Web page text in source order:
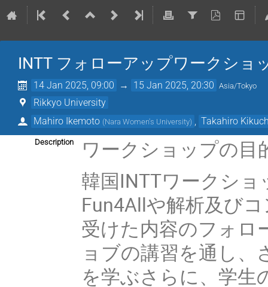
INTT フォローアップワークショ
14 Jan 2025, 09:00 → 15 Jan 2025, 20:30 Asia/Tokyo
Rikkyo University
Mahiro Ikemoto (Nara Women's University) Takahiro
Description
ワークショップの目
韓国INTTワークシ
Fun4Allや解析及び
受けた内容のフォロ
ョブの講習を通し
を学ぶさらに、学生